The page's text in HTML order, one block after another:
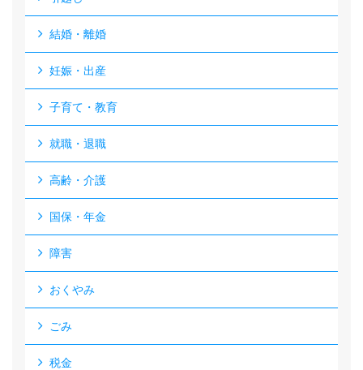
結婚・離婚
妊娠・出産
子育て・教育
就職・退職
高齢・介護
国保・年金
障害
おくやみ
ごみ
税金